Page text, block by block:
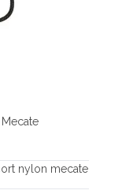
nylon mecate